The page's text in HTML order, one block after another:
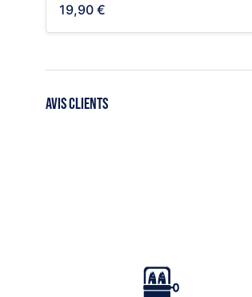
19,90 €
AVIS CLIENTS